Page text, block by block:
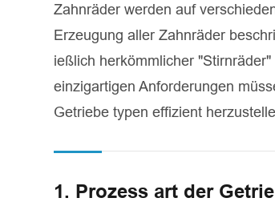
Zahnräder werden auf
Erzeugung aller Zahnräder
ießlich herkömmlicher
einzigartigen Anforderungen
Getriebe typen effizient
1. Prozess art der